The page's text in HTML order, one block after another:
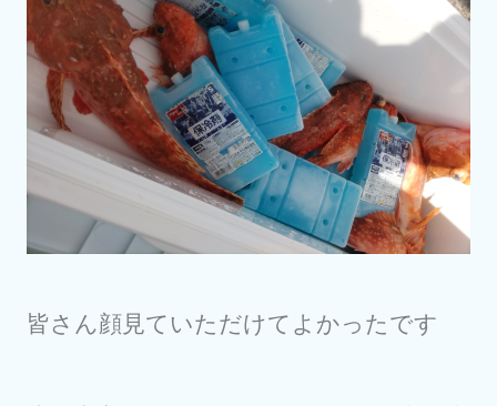
皆さん顔見ていただけてよかったです